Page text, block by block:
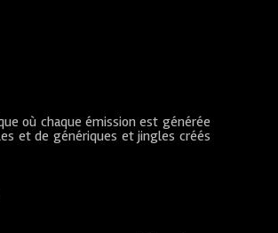
où chaque émission est générée
et de génériques et jingles créés